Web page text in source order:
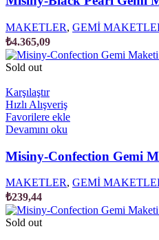
MAKETLER, GEMİ
₺4.365,09
Sold out
Karşılaştır
Hızlı Alışveriş
Favorilere ekle
Devamını oku
Misiny-Confection Gemi
MAKETLER, GEMİ
₺239,44
Sold out